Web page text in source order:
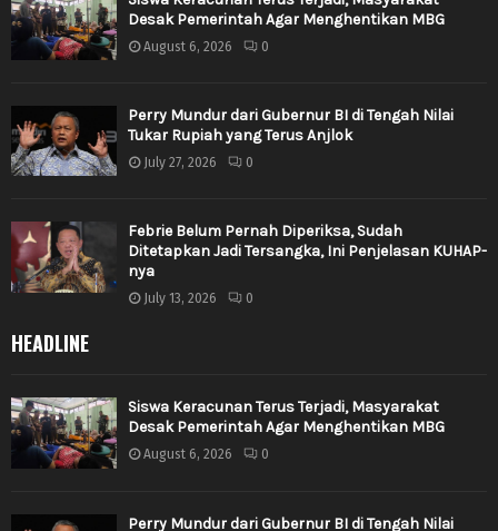
Desak Pemerintah Agar Menghentikan MBG
August 6, 2026 0
Perry Mundur dari Gubernur BI di Tengah Nilai
Tukar Rupiah yang Terus Anjlok
July 27, 2026 0
Febrie Belum Pernah Diperiksa, Sudah
Ditetapkan Jadi Tersangka, Ini Penjelasan KUHAP-
nya
July 13, 2026 0
HEADLINE
Siswa Keracunan Terus Terjadi, Masyarakat
Desak Pemerintah Agar Menghentikan MBG
August 6, 2026 0
Perry Mundur dari Gubernur BI di Tengah Nilai